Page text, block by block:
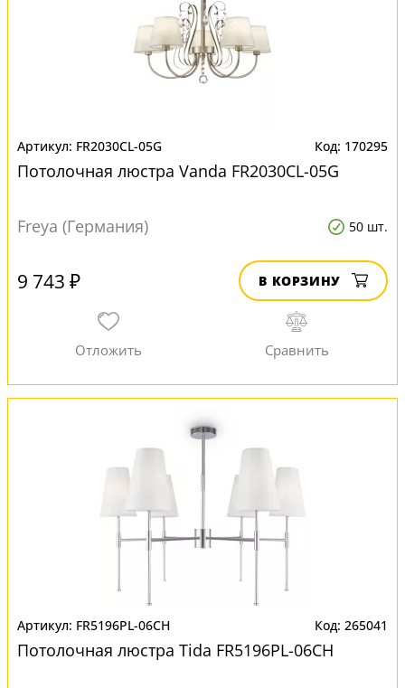
FR2030CL-05G 170295
Потолочная люстра Vanda FR2030CL-05G
Freya (Германия) 50 шт.
9 743 ₽ В КОРЗИНУ
FR5196PL-06CH 265041
Потолочная люстра Tida FR5196PL-06CH